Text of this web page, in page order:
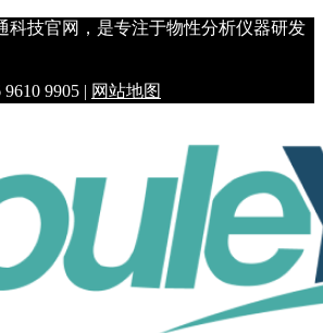
科技官网，是专注于物性分析仪器研发
9905 | 网站地图